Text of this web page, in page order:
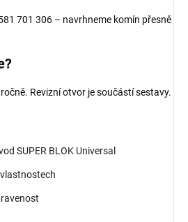
701 306 – navrhneme komín přesně
Revizní otvor je součástí sestavy.
SUPER BLOK Universal